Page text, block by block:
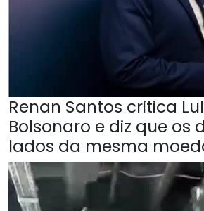
Renan Santos critica
Bolsonaro e diz que os
lados da mesma